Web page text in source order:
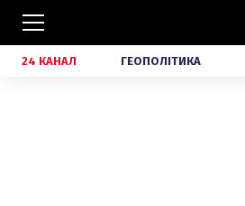
24 КАНАЛ ГЕОПОЛІТИКА